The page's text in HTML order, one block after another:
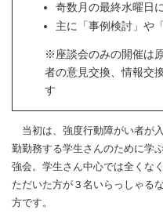
奇数月の最終水曜日
主に「事例検討」や
※座談会のみの開催は
者の意見交換、情報交
す
当初は、強度行動障がい者が
勤勤務する学生さんのために学
強会。学生さん中心では全くな
ただいた方が３名いらっしゃる
方です。